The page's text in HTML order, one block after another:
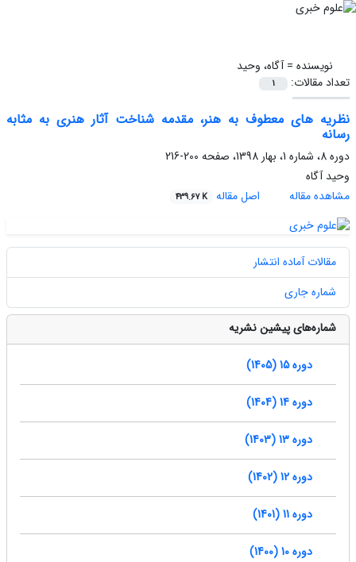
نویسنده =آگاه، وحید
تعداد مقالات:
1
نظریه های معطوف به هنر، مقدمه شناخت آثار هنری به مثابه
رسانه
دوره 8، شماره 1، بهار 1398، صفحه
200-216
وحید آگاه
مشاهده مقاله
اصل مقاله 439.67 K
مقالات آماده انتشار
شماره جاری
شماره‌های پیشین نشریه
دوره 15 (1405)
دوره 14 (1404)
دوره 13 (1403)
دوره 12 (1402)
دوره 11 (1401)
دوره 10 (1400)